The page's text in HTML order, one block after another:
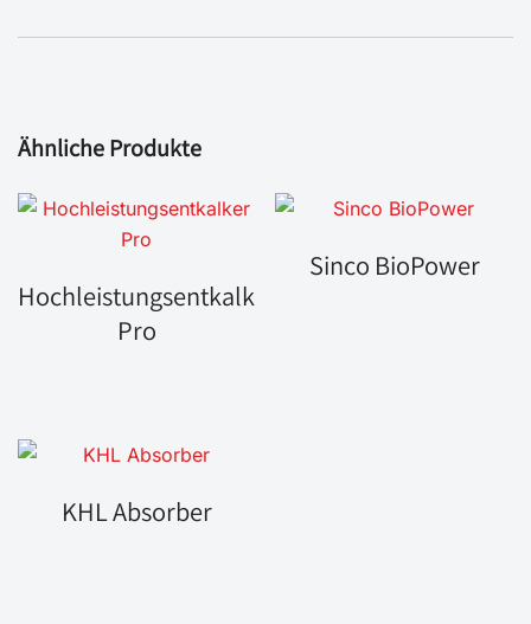
Ähnliche Produkte
Hochleistungsentkalker
Pro
Sinco BioPower
KHL Absorber